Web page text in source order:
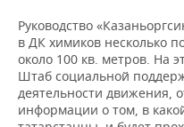
Руководство
в ДК химиков несколько
около 100 кв. метров. На
Штаб социальной
деятельности движения,
информации о том, в